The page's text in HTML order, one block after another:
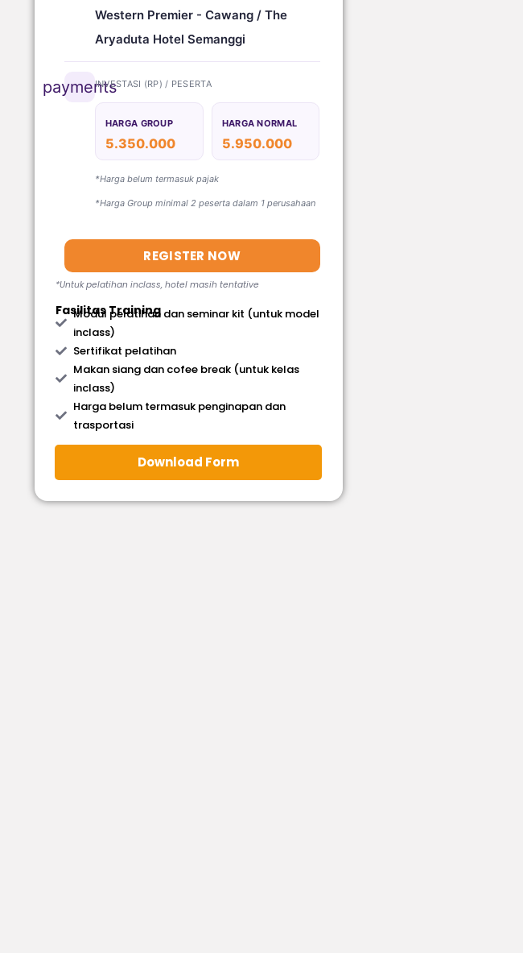
Western Premier - Cawang / The
Aryaduta Hotel Semanggi
paymentsINVESTASI (RP) / PESERTA
HARGA GROUP
5.350.000
HARGA NORMAL
5.950.000
*Harga belum termasuk pajak
*Harga Group minimal 2 peserta dalam 1 perusahaan
REGISTER NOW
*Untuk pelatihan inclass, hotel masih tentative
Fasilitas Training
Modul pelatihan dan seminar kit (untuk model
inclass)
Sertifikat pelatihan
Makan siang dan cofee break (untuk kelas
inclass)
Harga belum termasuk penginapan dan
trasportasi
Download Form